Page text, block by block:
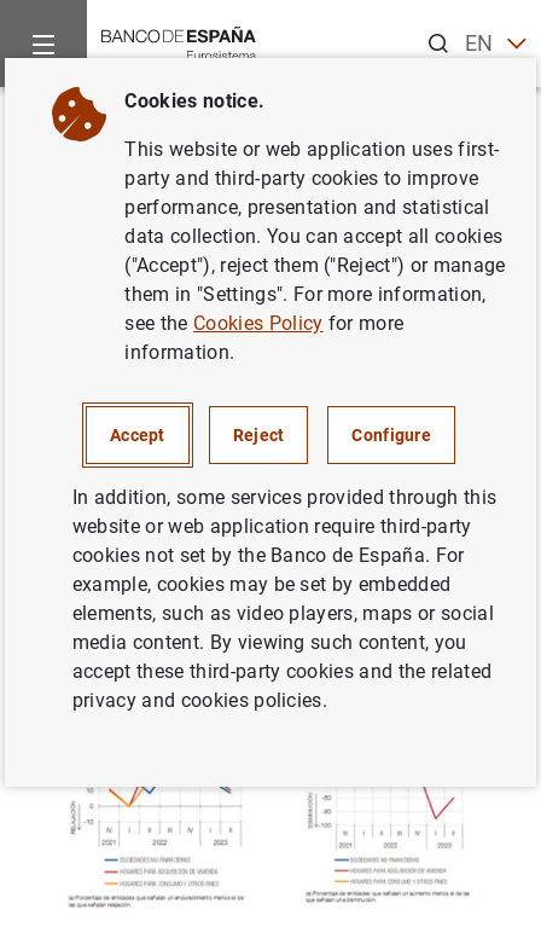
ENES
Home News and events
Back
La oferta crediticia siguió
endureciéndose y la demanda
de préstamos descendiendo,
aunque de forma más
moderada, en el segundo
MONETARY AND FINANCIAL SYSTEM
Cookies notice.
This website or web application uses first-
party and third-party cookies to improve
performance, presentation and statistical
data collection. You can accept all cookies
("Accept"), reject them ("Reject") or manage
them in "Settings". For more information,
see the Cookies Policy for more
information.
Accept Reject Configure
In addition, some services provided through this
website or web application require third-party
cookies not set by the Banco de España. For
example, cookies may be set by embedded
elements, such as video players, maps or social
media content. By viewing such content, you
accept these third-party cookies and the related
privacy and cookies policies.